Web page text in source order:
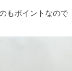
もポイントなので